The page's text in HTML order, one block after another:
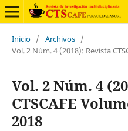
Inicio / Archivos /
Vol. 2 Núm. 4 (2018): Revista
Vol. 2 Núm. 4
CTSCAFE
2018